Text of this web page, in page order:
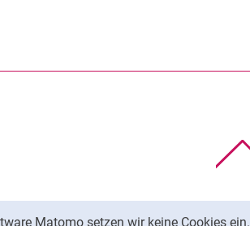
Matomo setzen wir keine Cookies ein.